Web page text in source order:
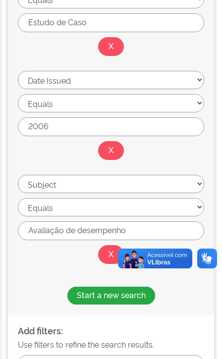
Start a new search
Add filters:
Use filters to refine the search results.